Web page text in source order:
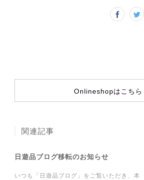
Onlineshopはこちら
関連記事
日遊品ブログ移転のお知らせ
いつも「日遊品ブログ」をご覧いただき、本